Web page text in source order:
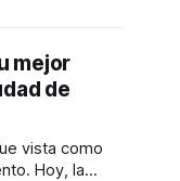
mejor
de
vista como
Hoy, la